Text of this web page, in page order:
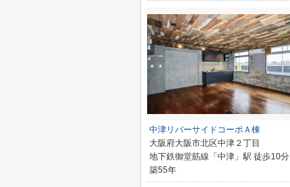
中津リバーサイドコーポＡ棟
大阪府大阪市北区中津２丁目
地下鉄御堂筋線「中津」駅 徒歩10分
築55年